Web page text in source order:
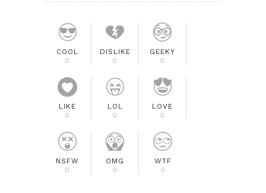
COOL
0
DISLIKE
0
GEEKY
0
LIKE
0
LOL
0
LOVE
0
NSFW
0
OMG
0
WTF
0